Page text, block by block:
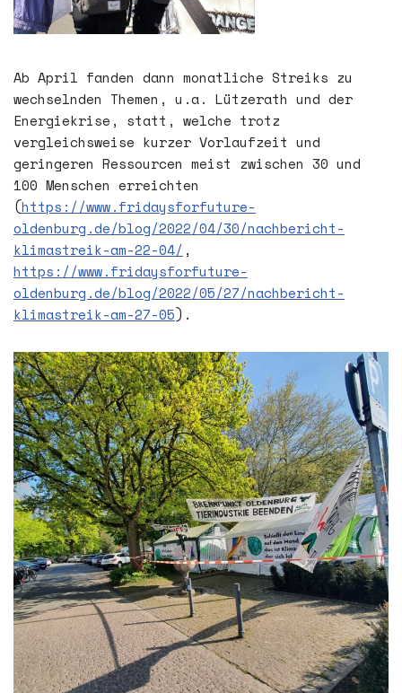
Ab April fanden dann monatliche Streiks zu
wechselnden Themen, u.a. Lützerath und der
Energiekrise, statt, welche trotz
vergleichsweise kurzer Vorlaufzeit und
geringeren Ressourcen meist zwischen 30 und
100 Menschen erreichten
(https://www.fridaysforfuture-
oldenburg.de/blog/2022/04/30/nachbericht-
klimastreik-am-22-04/ ,
https://www.fridaysforfuture-
oldenburg.de/blog/2022/05/27/nachbericht-
klimastreik-am-27-05).